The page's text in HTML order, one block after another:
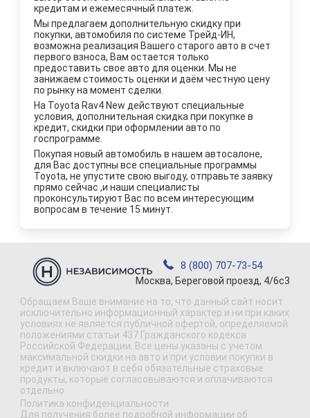
кредитам и ежемесячный платеж.
Мы предлагаем дополнительную скидку при
покупки, автомобиля по системе Трейд-ИН,
возможна реализация Вашего старого авто в счет
первого взноса, Вам остается только
предоставить свое авто для оценки. Мы не
занижаем стоимость оценки и даём честную цену
по рынку на момент сделки.
На Toyota Rav4 New действуют специальные
условия, дополнительная скидка при покупке в
кредит, скидки при оформлении авто по
госпрограмме.
Покупая новый автомобиль в нашем автосалоне,
для Вас доступны все специальные программы
Toyota, не упустите свою выгоду, отправьте заявку
прямо сейчас ,и наши специалисты
проконсультируют Вас по всем интересующим
вопросам в течение 15 минут.
8 (800) 707-73-54
Москва, Береговой проезд, 4/6с3
Обращаем Ваше внимание на то, что данный сайт носит
исключительно информационный характер и ни при каких
условиях не является публичной офертой, определяемой
положениями статьи 437 Гражданского кодекса
Российской Федерации. Все цены указаны с учетом
максимальной скидки на авто и при условии покупки в
кредит и включают в себя обязательные страховые
продукты, которые согласовываются и оплачиваются
отдельно.
Политика конфиденциальности
Для получения более подробной информации об